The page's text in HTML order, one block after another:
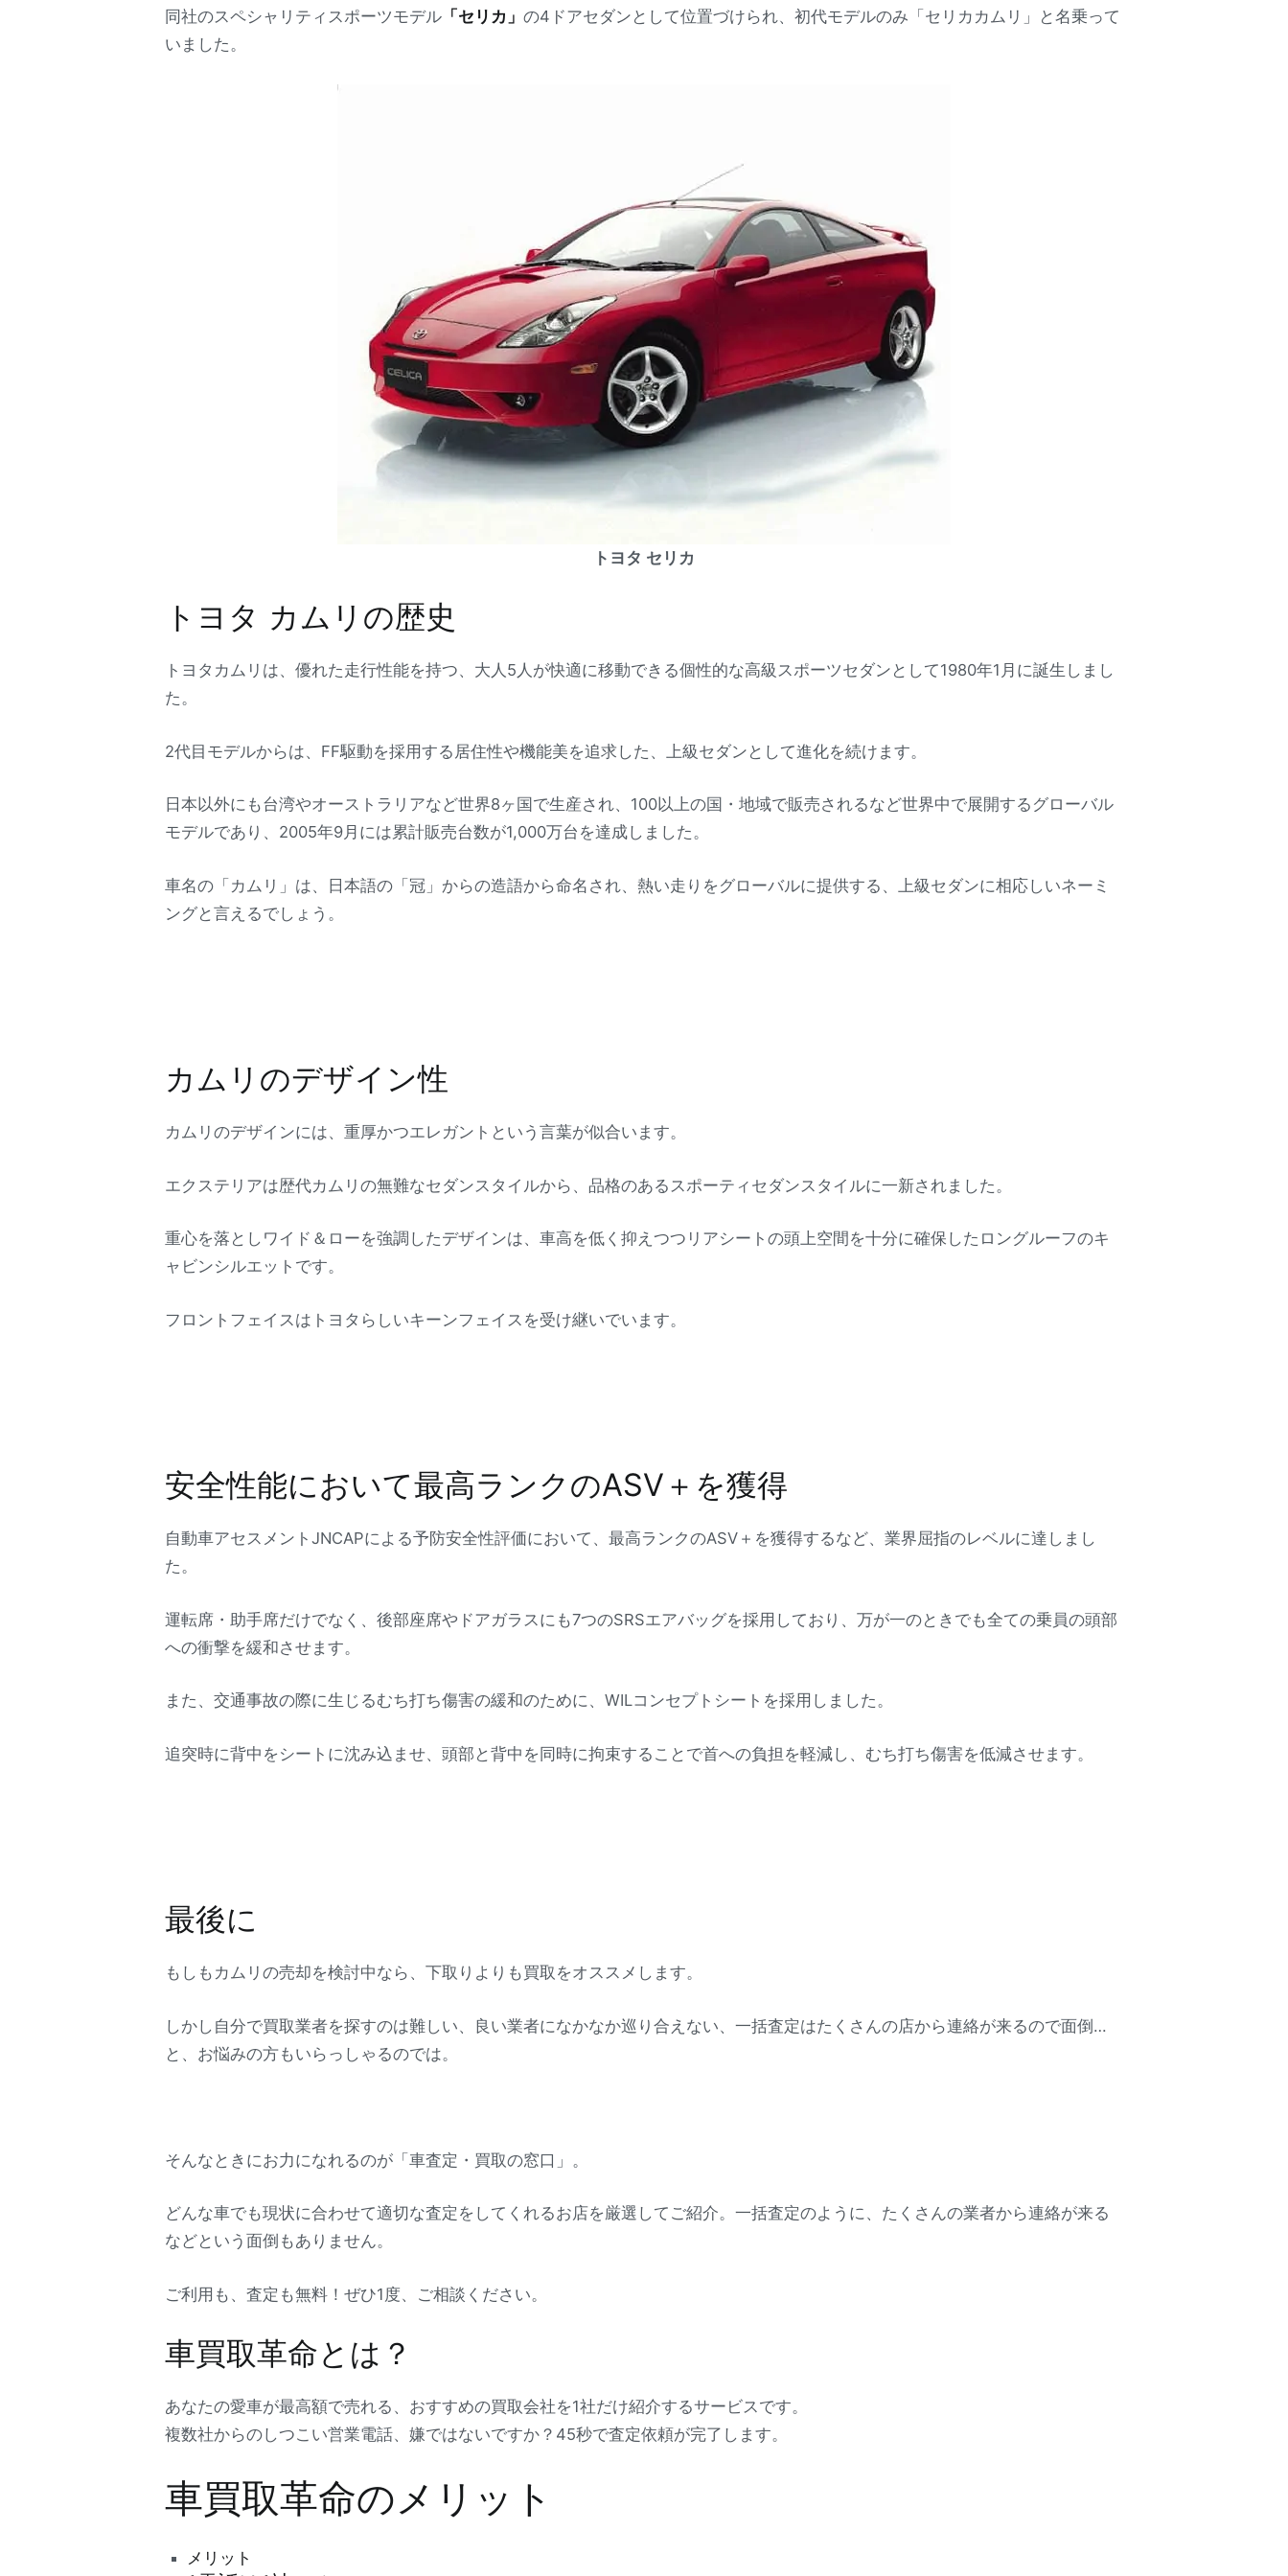
同社のスペシャリティスポーツモデル 「セリカ」 の4ドアセダンとして位置づけられ、初代モデルのみ「セリカカムリ」と名乗って
いました。
トヨタ セリカ
トヨタ カムリの歴史
トヨタカムリは、優れた走行性能を持つ、大人5人が快適に移動できる個性的な高級スポーツセダンとして1980年1月に誕生しまし
た。
2代目モデルからは、FF駆動を採用する居住性や機能美を追求した、上級セダンとして進化を続けます。
日本以外にも台湾やオーストラリアなど世界8ヶ国で生産され、100以上の国・地域で販売されるなど世界中で展開するグローバル
モデルであり、2005年9月には累計販売台数が1,000万台を達成しました。
車名の「カムリ」は、日本語の「冠」からの造語から命名され、熱い走りをグローバルに提供する、上級セダンに相応しいネーミ
ングと言えるでしょう。
カムリのデザイン性
カムリのデザインには、重厚かつエレガントという言葉が似合います。
エクステリアは歴代カムリの無難なセダンスタイルから、品格のあるスポーティセダンスタイルに一新されました。
重心を落としワイド＆ローを強調したデザインは、車高を低く抑えつつリアシートの頭上空間を十分に確保したロングルーフのキ
ャビンシルエットです。
フロントフェイスはトヨタらしいキーンフェイスを受け継いでいます。
安全性能において最高ランクのASV＋を獲得
自動車アセスメントJNCAPによる予防安全性評価において、最高ランクのASV＋を獲得するなど、業界屈指のレベルに達しまし
た。
運転席・助手席だけでなく、後部座席やドアガラスにも7つのSRSエアバッグを採用しており、万が一のときでも全ての乗員の頭部
への衝撃を緩和させます。
また、交通事故の際に生じるむち打ち傷害の緩和のために、WILコンセプトシートを採用しました。
追突時に背中をシートに沈み込ませ、頭部と背中を同時に拘束することで首への負担を軽減し、むち打ち傷害を低減させます。
最後に
もしもカムリの売却を検討中なら、下取りよりも買取をオススメします。
しかし自分で買取業者を探すのは難しい、良い業者になかなか巡り合えない、一括査定はたくさんの店から連絡が来るので面倒…
と、お悩みの方もいらっしゃるのでは。
そんなときにお力になれるのが「車査定・買取の窓口」。
どんな車でも現状に合わせて適切な査定をしてくれるお店を厳選してご紹介。一括査定のように、たくさんの業者から連絡が来る
などという面倒もありません。
ご利用も、査定も無料！ぜひ1度、ご相談ください。
車買取革命とは？
あなたの愛車が最高額で売れる、おすすめの買取会社を1社だけ紹介するサービスです。
複数社からのしつこい営業電話、嫌ではないですか？45秒で査定依頼が完了します。
車買取革命のメリット
メリット